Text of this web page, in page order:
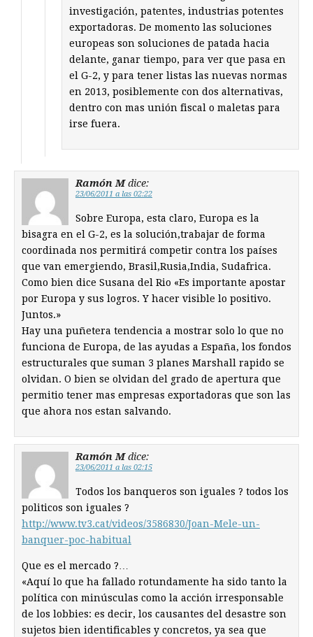
investigación, patentes, industrias potentes
exportadoras. De momento las soluciones
europeas son soluciones de patada hacia
delante, ganar tiempo, para ver que pasa en
el G-2, y para tener listas las nuevas normas
en 2013, posiblemente con dos alternativas,
dentro con mas unión fiscal o maletas para
irse fuera.
Ramón M dice:
23/06/2011 a las 02:22
Sobre Europa, esta claro, Europa es la
bisagra en el G-2, es la solución,trabajar de forma
coordinada nos permitirá competir contra los países
que van emergiendo, Brasil,Rusia,India, Sudafrica.
Como bien dice Susana del Rio «Es importante apostar
por Europa y sus logros. Y hacer visible lo positivo.
Juntos.»
Hay una puñetera tendencia a mostrar solo lo que no
funciona de Europa, de las ayudas a España, los fondos
estructurales que suman 3 planes Marshall rapido se
olvidan. O bien se olvidan del grado de apertura que
permitio tener mas empresas exportadoras que son las
que ahora nos estan salvando.
Ramón M dice:
23/06/2011 a las 02:15
Todos los banqueros son iguales ? todos los
politicos son iguales ?
http://www.tv3.cat/videos/3586830/Joan-Mele-un-
banquer-poc-habitual
Que es el mercado ?…
«Aquí lo que ha fallado rotundamente ha sido tanto la
política con minúsculas como la acción irresponsable
de los lobbies: es decir, los causantes del desastre son
sujetos bien identificables y concretos, ya sea que